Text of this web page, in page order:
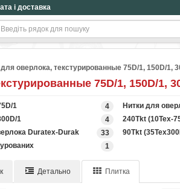
і доставка
для оверлока, текстурированные 75D/1, 150D/1,
75D/1, 150D/1,
4
1
Нитки для
4
1
240Tkt (10Tex-
33
Duratex-Durak
90Tkt
1
Детально Плитка